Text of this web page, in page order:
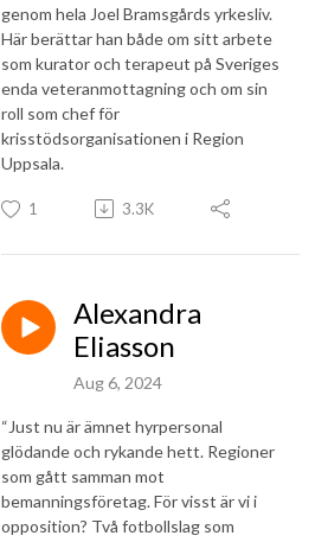
genom hela Joel Bramsgårds yrkesliv.
Här berättar han både om sitt arbete
som kurator och terapeut på Sveriges
enda veteranmottagning och om sin
roll som chef för
krisstödsorganisationen i Region
Uppsala.
1 3.3K
Alexandra
Eliasson
Aug 6, 2024
“Just nu är ämnet hyrpersonal
glödande och rykande hett. Regioner
som gått samman mot
bemanningsföretag. För visst är vi i
opposition? Två fotbollslag som